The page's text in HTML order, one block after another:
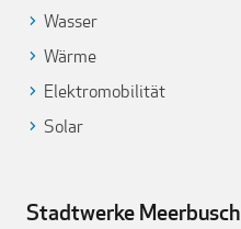
Wasser
Wärme
Elektromobilität
Solar
Stadtwerke Meerbusch